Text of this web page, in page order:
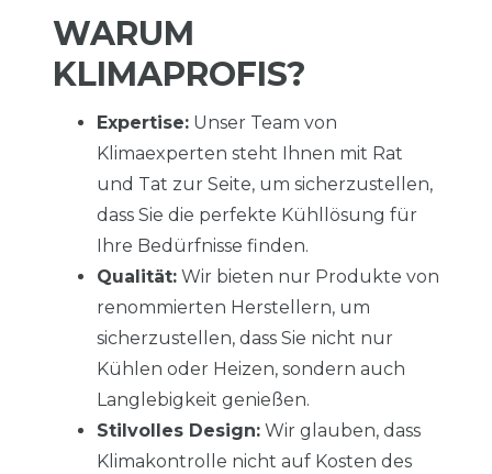
WARUM
KLIMAPROFIS?
Expertise: Unser Team von
Klimaexperten steht Ihnen mit Rat
und Tat zur Seite, um sicherzustellen,
dass Sie die perfekte Kühllösung für
Ihre Bedürfnisse finden.
Qualität: Wir bieten nur Produkte von
renommierten Herstellern, um
sicherzustellen, dass Sie nicht nur
Kühlen oder Heizen, sondern auch
Langlebigkeit genießen.
Stilvolles Design: Wir glauben, dass
Klimakontrolle nicht auf Kosten des